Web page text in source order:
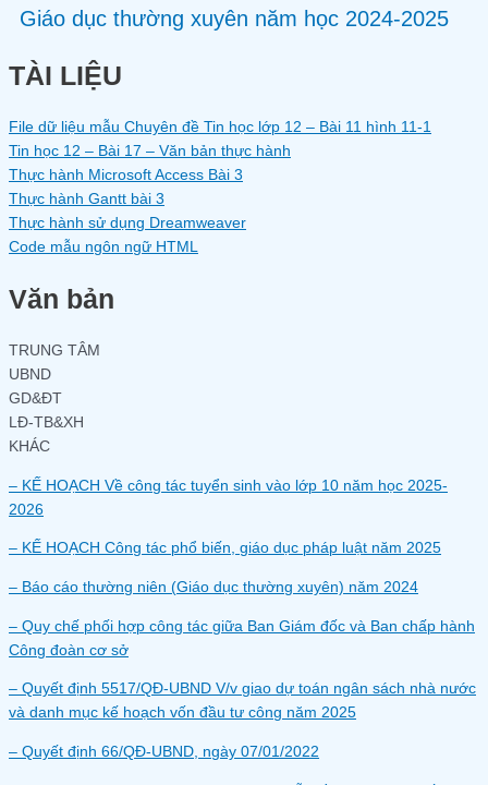
Giáo dục thường xuyên năm học 2024-2025
TÀI LIỆU
File dữ liệu mẫu Chuyên đề Tin học lớp 12 – Bài 11 hình 11-1
Tin học 12 – Bài 17 – Văn bản thực hành
Thực hành Microsoft Access Bài 3
Thực hành Gantt bài 3
Thực hành sử dụng Dreamweaver
Code mẫu ngôn ngữ HTML
Văn bản
TRUNG TÂM
UBND
GD&ĐT
LĐ-TB&XH
KHÁC
– KẾ HOẠCH Về công tác tuyển sinh vào lớp 10 năm học 2025-
2026
– KẾ HOẠCH Công tác phổ biến, giáo dục pháp luật năm 2025
– Báo cáo thường niên (Giáo dục thường xuyên) năm 2024
– Quy chế phối hợp công tác giữa Ban Giám đốc và Ban chấp hành
Công đoàn cơ sở
– Quyết định 5517/QĐ-UBND V/v giao dự toán ngân sách nhà nước
và danh mục kế hoạch vốn đầu tư công năm 2025
– Quyết định 66/QĐ-UBND, ngày 07/01/2022